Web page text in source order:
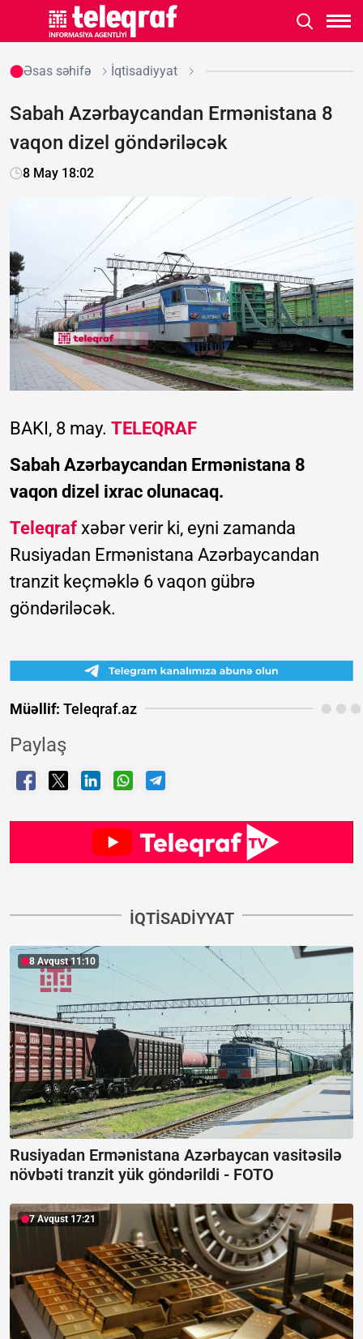
Əsas səhifə İqtisadiyyat
Sabah Azərbaycandan Ermənistana 8
vaqon dizel göndəriləcək
8 May 18:02
BAKI, 8 may. TELEQRAF
Sabah Azərbaycandan Ermənistana 8
vaqon dizel ixrac olunacaq.
Teleqraf xəbər verir ki, eyni zamanda
Rusiyadan Ermənistana Azərbaycandan
tranzit keçməklə 6 vaqon gübrə
göndəriləcək.
Müəllif: Teleqraf.az
Paylaş
İQTISADIYYAT
8 Avqust 11:10
Rusiyadan Ermənistana Azərbaycan vasitəsilə
növbəti tranzit yük göndərildi - FOTO
7 Avqust 17:21